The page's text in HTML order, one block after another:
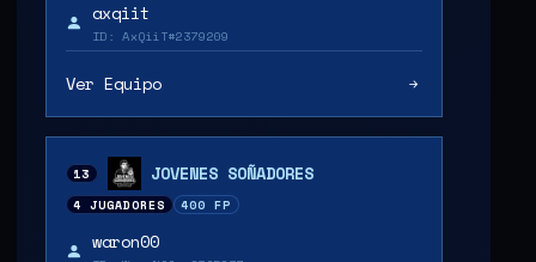
axqiit
ID: AxQiiT#2379209
Ver Equipo
13 JOVENES SOÑADORES
4 JUGADORES 400 FP
waron00